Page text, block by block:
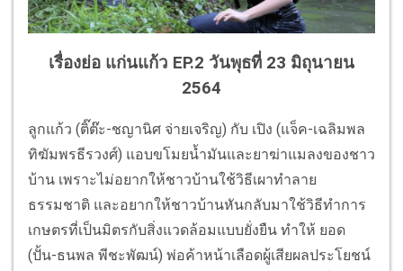
เรื่องย่อ แก่นแก้ว EP.2 วันพุธที่ 23 มิถุนายน
2564
ลูกแก้ว (ติ๊ต๊ะ-ชญานิศ จ่ายเจริญ) กับ เปิง (แจ็ค-เฉลิมพล
ทิฆัมพรธีรวงศ์) แอบขโมยน้ำมันและยาฆ่าแมลงของชาว
บ้าน เพราะไม่อยากให้ชาวบ้านใช้วิธีเผาทำลาย
ธรรมชาติ และอยากให้ชาวบ้านหันกลับมาใช้วิธีทำการ
เกษตรที่เป็นมิตรกับสิ่งแวดล้อมแบบยั่งยืน ทำให้ ยอด
(ปั้น-ธนพล พีชะพัฒน์) พ่อค้าหน้าเลือดผู้เสียผลประโยชน์